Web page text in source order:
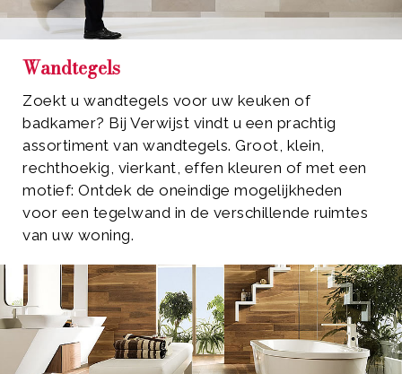
Wandtegels
Zoekt u wandtegels voor uw keuken of
badkamer? Bij Verwijst vindt u een prachtig
assortiment van wandtegels. Groot, klein,
rechthoekig, vierkant, effen kleuren of met een
motief: Ontdek de oneindige mogelijkheden
voor een tegelwand in de verschillende ruimtes
van uw woning.